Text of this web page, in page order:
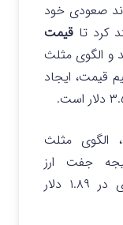
به روند صعودی خود
کرد تا قیمت
برسانند و الگوی مثلث
قیمت، ایجاد
الگوی مثلث
جفت ارز
TON/USDT به سمت حمایت بعدی در ۱.۸۹ دلار